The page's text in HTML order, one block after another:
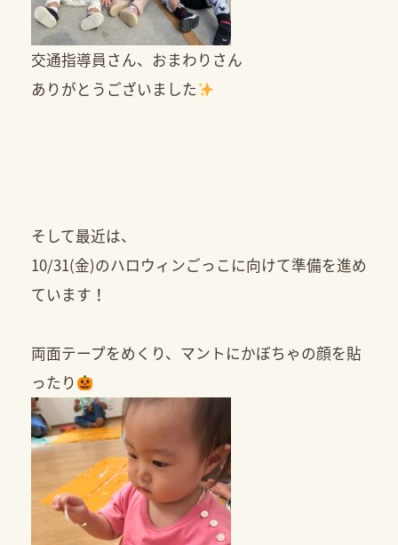
交通指導員さん、おまわりさん
ありがとうございました
そして最近は、
10/31(金)のハロウィンごっこに向けて準備を進め
ています！
両面テープをめくり、マントにかぼちゃの顔を貼
ったり